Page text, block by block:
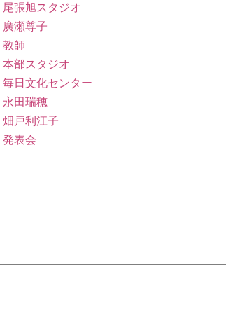
尾張旭スタジオ
廣瀬尊子
教師
本部スタジオ
毎日文化センター
永田瑞穂
畑戸利江子
発表会